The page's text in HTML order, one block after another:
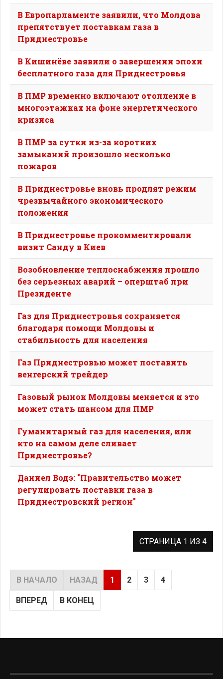
В Европарламенте заявили, что Молдова
препятствует поставкам газа в
Приднестровье
В Кишинёве заявили о завершении эпохи
бесплатного газа для Приднестровья
В ПМР временно включают отопление в
многоэтажках на фоне энергетического
кризиса
В ПМР за сутки из-за коротких
замыканий произошло несколько
пожаров
В Приднестровье вновь продлят режим
чрезвычайного экономического
положения
В Приднестровье прокомментировали
визит Санду в Киев
Возобновление теплоснабжения прошло
без серьезных аварий – оперштаб при
Президенте
Газ для Приднестровья сохраняется
благодаря помощи Молдовы и
стабильность для населения
Газ Приднестровью может поставить
венгерский трейдер
Газовый рынок Молдовы меняется и это
может стать шансом для ПМР
Гуманитарный газ для населения, или
кто на самом деле сливает
Приднестровье?
Даниел Водэ: "Правительство может
регулировать поставки газа в
Приднестровский регион"
СТРАНИЦА 1 ИЗ 4
В НАЧАЛО НАЗАД 1 2 3 4
ВПЕРЕД В КОНЕЦ